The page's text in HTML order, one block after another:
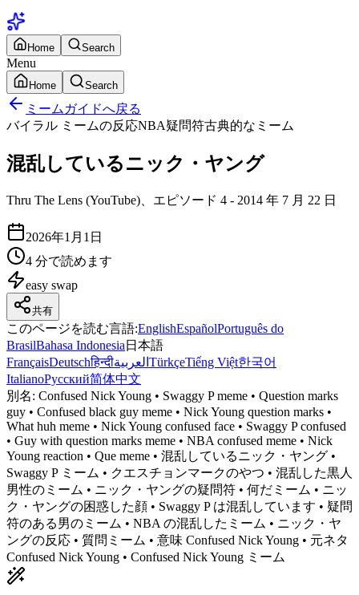
Home Search
Menu
Home Search
ミームガイドへ戻る
バイラル ミームの反応NBA疑問符古典的なミーム
混乱しているニック・ヤング
Thru The Lens (YouTube)、エピソード 4 - 2014 年 7 月 22 日
2026年1月1日
4 分で読めます
easy swap
共有
このページを読む言語:EnglishEspañolPortuguês do
BrasilBahasa Indonesia 日本語
FrançaisDeutschहिन्दीالعربية TürkçeTiếng Việt한국어
ItalianoРусский简体中文
別名: Confused Nick Young • Swaggy P meme • Question marks
guy • Confused black guy meme • Nick Young question marks •
What huh meme • Nick Young confused face • Swaggy P confused
• Guy with question marks meme • NBA confused meme • Nick
Young reaction • Que meme • 混乱しているニック・ヤング •
Swaggy P ミーム • クエスチョンマークのやつ • 混乱した黒人
男性のミーム • ニック・ヤングの疑問符 • 何だミーム • ニッ
ク・ヤングの困惑した顔 • Swaggy P は混乱しています • 疑問
符のある男のミーム • NBA の混乱したミーム • ニック・ヤ
ングの反応 • 質問ミーム • 意味 Confused Nick Young • 元ネタ
Confused Nick Young • Confused Nick Young ミーム